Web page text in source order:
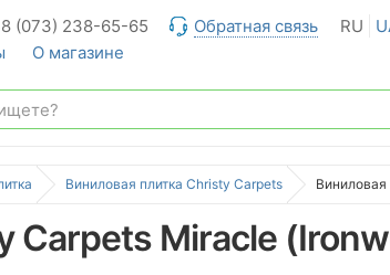
(073) 238-65-65 Обратная связь RU
О магазине
Виниловая плитка Christy Carpets Виниловая
Carpets Miracle